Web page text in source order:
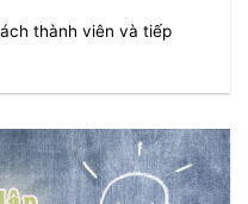
thành viên và tiếp